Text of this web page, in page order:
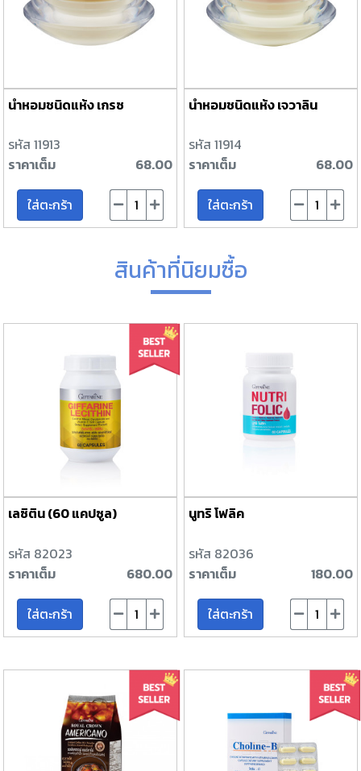
น้ำหอมชนิดแห้ง เกรซ
รหัส 11913
ราคาเต็ม
68.00
ใส่ตะกร้า
น้ำหอมชนิดแห้ง เจวาลิน
รหัส 11914
ราคาเต็ม
68.00
ใส่ตะกร้า
สินค้าที่นิยมซื้อ
เลซิติน (60 แคปซูล)
รหัส 82023
ราคาเต็ม
680.00
ใส่ตะกร้า
นูทริ โฟลิค
รหัส 82036
ราคาเต็ม
180.00
ใส่ตะกร้า